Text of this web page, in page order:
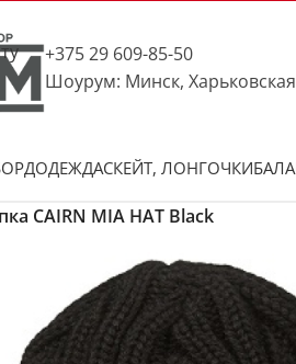
+375 29 609-85-50
Шоурум: Минск,
ОДЕЖДАСКЕЙТ, ЛОНГОЧКИ
CAIRN MIA HAT Black